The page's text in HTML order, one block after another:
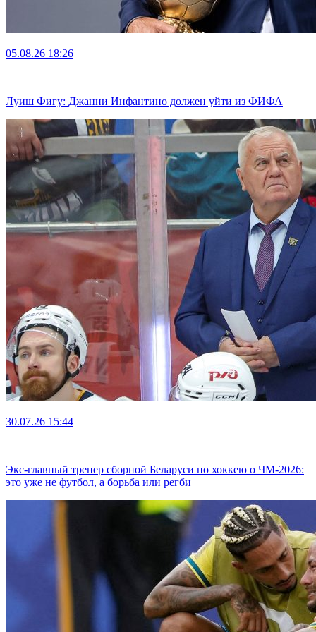
05.08.26 18:26
Луиш Фигу: Джанни Инфантино должен уйти из ФИФА
30.07.26 15:44
Экс-главный тренер сборной Беларуси по хоккею о ЧМ-2026:
это уже не футбол, а борьба или регби